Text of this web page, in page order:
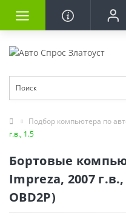
Подбор компьютера по
г.в., 1.5
Бортовые
Impreza, 2007
OBD2P)